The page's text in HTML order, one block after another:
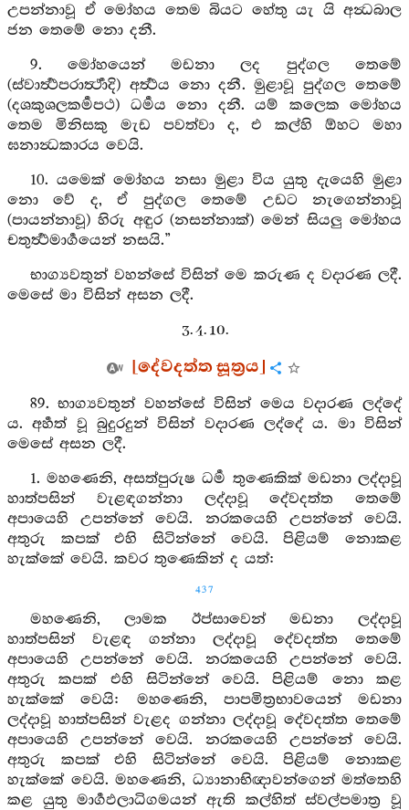
උපන්නාවූ ඒ මෝහය තෙම බියට හේතු යැ යි අන්‍ධබාල
ජන තෙමේ නො දනී.
9. මෝහයෙන් මඩනා ලද පුද්ගල තෙමේ
(ස්වාර්‍ත්‍ථපරාර්‍ත්‍ථාදි) අර්‍ත්‍ථය නො දනී. මුළාවූ පුද්ගල තෙමේ
(දශකුශලකර්‍මපථ) ධර්‍මය නො දනී. යම් කලෙක මෝහය
තෙම මිනිසකු මැඩ පවත්වා ද, එ කල්හි ඕහට මහා
ඝනාන්‍ධකාරය වෙයි.
10. යමෙක් මෝහය නසා මුළා විය යුතු දැයෙහි මුළා
නො වේ ද, ඒ පුද්ගල තෙමේ උඩට නැගෙන්නාවූ
(පායන්නාවූ) හිරු අඳුර (නසන්නාක්) මෙන් සියලු මෝහය
චතුර්‍ත්‍ථමාර්‍ගයෙන් නසයි.”
භාග්‍යවතුන් වහන්සේ විසින් මෙ කරුණ ද වදාරණ ලදී.
මෙසේ මා විසින් අසන ලදී.
3. 4. 10.
[දේවදත්ත සූත්‍රය]
89. භාග්‍යවතුන් වහන්සේ විසින් මෙය වදාරණ ලද්දේ
ය. අර්‍හත් වූ බුදුරදුන් විසින් වදාරණ ලද්දේ ය. මා විසින්
මෙසේ අසන ලදී.
1. මහණෙනි, අසත්පුරුෂ ධර්‍ම තුණෙකික් මඩනා ලද්දාවූ
හාත්පසින් වැළඳගන්නා ලද්දාවූ දේවදත්ත තෙමේ
අපායෙහි උපන්නේ වෙයි. නරකයෙහි උපන්නේ වෙයි.
අතුරු කපක් එහි සිටින්නේ වෙයි. පිළියම් නොකළ
හැක්කේ වෙයි. කවර තුණෙකින් ද යත්:
437
මහණෙනි, ලාමක ඊප්සාවෙන් මඩනා ලද්දාවූ
හාත්පසින් වැළඳ ගන්නා ලද්දාවූ දේවදත්ත තෙමේ
අපායෙහි උපන්නේ වෙයි. නරකයෙහි උපන්නේ වෙයි.
අතුරු කපක් එහි සිටින්නේ වෙයි. පිළියම් නො කළ
හැක්කේ වෙයි: මහණෙනි, පාපමිත්‍රභාවයෙන් මඩනා
ලද්දාවූ හාත්පසින් වැළද ගන්නා ලද්දාවූ දේවදත්ත තෙමේ
අපායෙහි උපන්නේ වෙයි. නරකයෙහි උපන්නේ වෙයි.
අතුරු කපක් එහි සිටින්නේ වෙයි. පිළියම් නොකළ
හැක්කේ වෙයි. මහණෙනි, ධ්‍යානාභිඥාවන්ගෙන් මත්තෙහි
කළ යුතු මාර්‍ගඵලාධිගමයන් ඇති කල්හිත් ස්වල්පමාත්‍ර වූ